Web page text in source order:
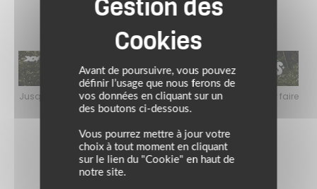
Jusqu’au 24 août 2026, profitez de l’ambiance estivale pour faire
le plein de bons plans sur l’équipement motard !
Avant de poursuivre, vous pouvez
définir l’usage que nous ferons de
vos données en cliquant sur un
des boutons ci-dessous.
Vous pourrez mettre à jour votre
choix à tout moment en cliquant
sur le lien du "Cookie" en haut de
notre site.